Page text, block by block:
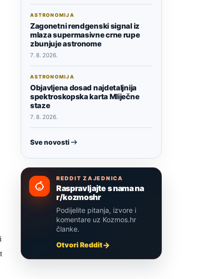
ASTRONOMIJA
Zagonetni rendgenski signal iz
mlaza supermasivne crne rupe
zbunjuje astronome
7. 8. 2026.
ASTRONOMIJA
Objavljena dosad najdetaljnija
spektroskopska karta Mliječne
staze
7. 8. 2026.
Sve novosti
REDDIT ZAJEDNICA
Raspravljajte s nama na
r/kozmoshr
Podijelite pitanja, izvore i
komentare uz Kozmos.hr
članke.
Otvori Reddit